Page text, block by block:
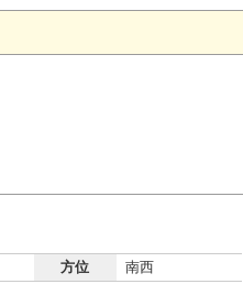
方位 南西